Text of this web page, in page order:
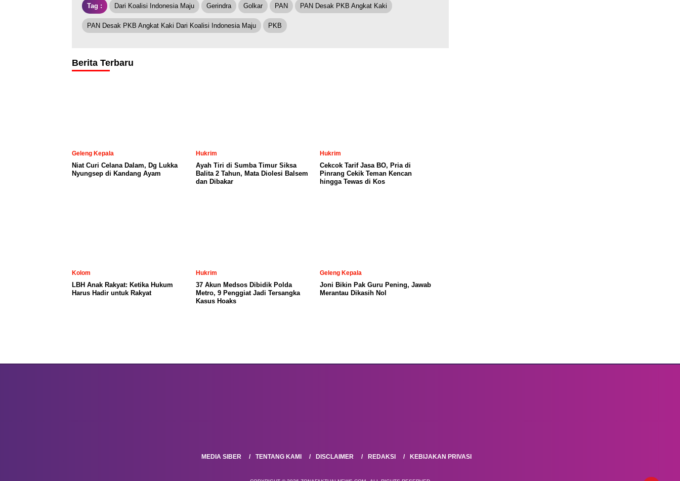
Tag : Dari Koalisi Indonesia Maju Gerindra Golkar PAN PAN Desak PKB Angkat Kaki
PAN Desak PKB Angkat Kaki Dari Koalisi Indonesia Maju PKB
Berita Terbaru
Geleng Kepala
Niat Curi Celana Dalam, Dg Lukka
Nyungsep di Kandang Ayam
Hukrim
Ayah Tiri di Sumba Timur Siksa
Balita 2 Tahun, Mata Diolesi Balsem
dan Dibakar
Hukrim
Cekcok Tarif Jasa BO, Pria di
Pinrang Cekik Teman Kencan
hingga Tewas di Kos
Kolom
LBH Anak Rakyat: Ketika Hukum
Harus Hadir untuk Rakyat
Hukrim
37 Akun Medsos Dibidik Polda
Metro, 9 Penggiat Jadi Tersangka
Kasus Hoaks
Geleng Kepala
Joni Bikin Pak Guru Pening, Jawab
Merantau Dikasih Nol
MEDIA SIBER TENTANG KAMI DISCLAIMER REDAKSI KEBIJAKAN PRIVASI